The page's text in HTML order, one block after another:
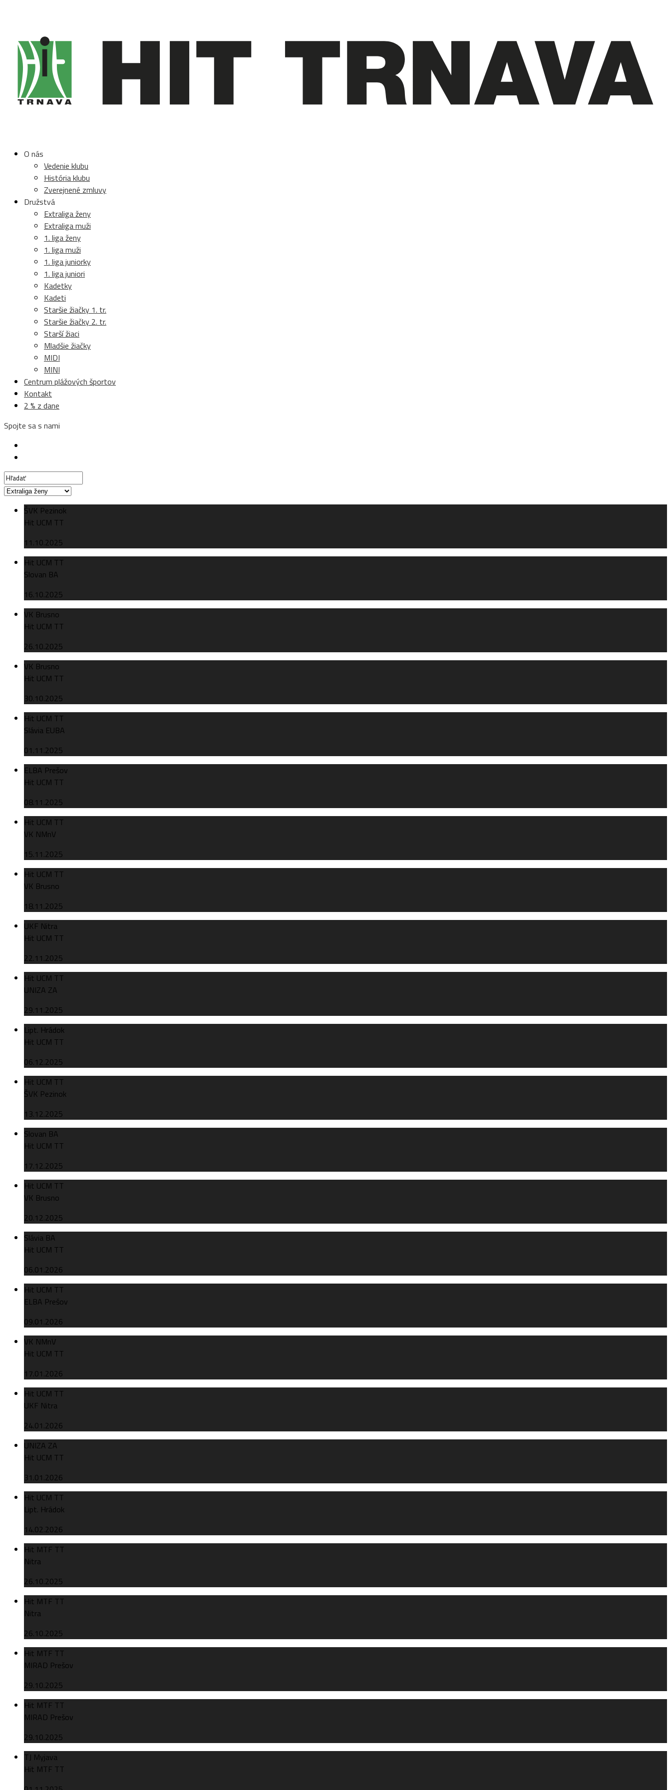
O nás
Vedenie klubu
História klubu
Zverejnené zmluvy
Družstvá
Extraliga ženy
Extraliga muži
1. liga ženy
1. liga muži
1. liga juniorky
1. liga juniori
Kadetky
Kadeti
Staršie žiačky 1. tr.
Staršie žiačky 2. tr.
Starší žiaci
Mladšie žiačky
MIDI
MINI
Centrum plážových športov
Kontakt
2 % z dane
Spojte sa s nami
ŠVK Pezinok
Hit UCM TT
11.10.2025
Hit UCM TT
Slovan BA
16.10.2025
VK Brusno
Hit UCM TT
26.10.2025
VK Brusno
Hit UCM TT
30.10.2025
Hit UCM TT
Slávia EUBA
01.11.2025
ELBA Prešov
Hit UCM TT
08.11.2025
Hit UCM TT
VK NMnV
15.11.2025
Hit UCM TT
VK Brusno
18.11.2025
UKF Nitra
Hit UCM TT
22.11.2025
Hit UCM TT
UNIZA ZA
29.11.2025
Lipt. Hrádok
Hit UCM TT
06.12.2025
Hit UCM TT
ŠVK Pezinok
13.12.2025
Slovan BA
Hit UCM TT
17.12.2025
Hit UCM TT
VK Brusno
20.12.2025
Slávia BA
Hit UCM TT
06.01.2026
Hit UCM TT
ELBA Prešov
09.01.2026
VK NMnV
Hit UCM TT
17.01.2026
Hit UCM TT
UKF Nitra
24.01.2026
UNIZA ZA
Hit UCM TT
31.01.2026
Hit UCM TT
Lipt. Hrádok
14.02.2026
Hit MTF TT
Nitra
26.10.2025
Hit MTF TT
Nitra
26.10.2025
Hit MTF TT
MIRAD Prešov
29.10.2025
Hit MTF TT
MIRAD Prešov
29.10.2025
TJ Myjava
Hit MTF TT